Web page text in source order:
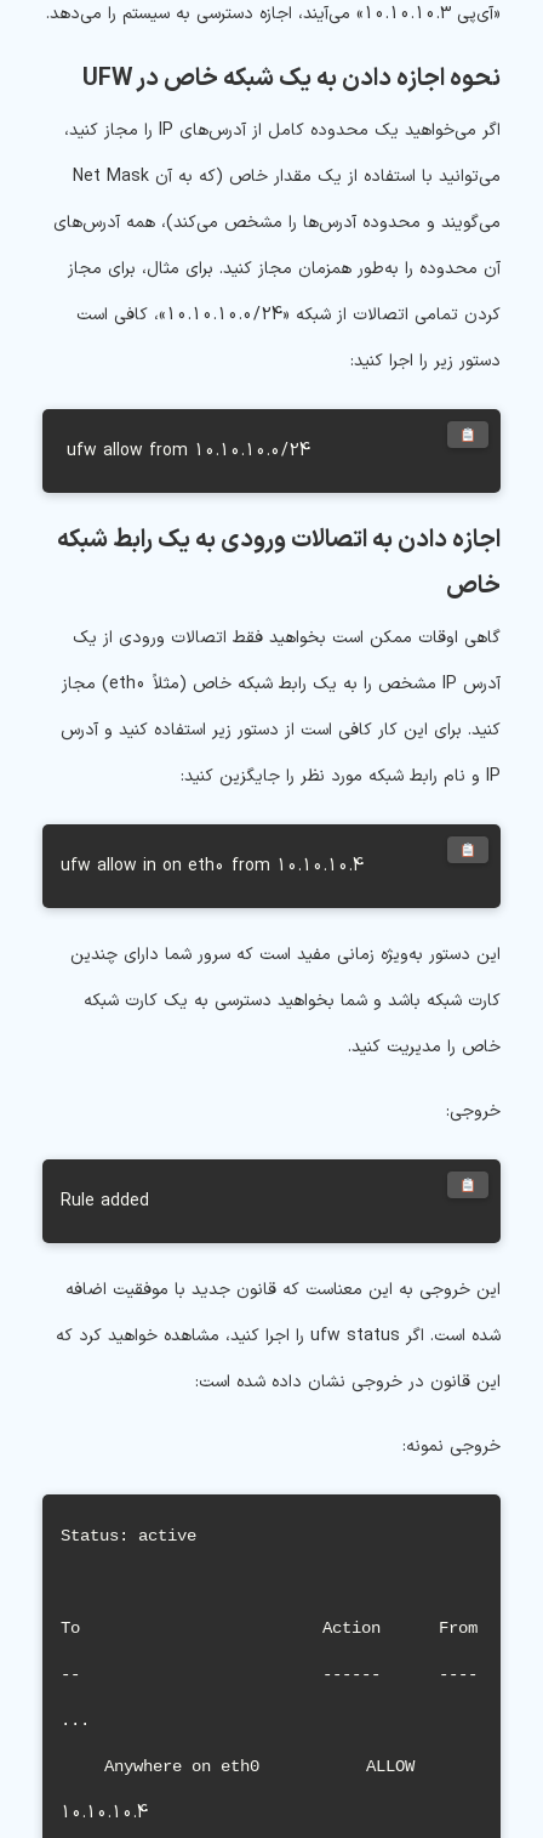
«آی‌پی 10.10.10.3» می‌آیند، اجازه دسترسی به سیستم را می‌دهد.
نحوه اجازه دادن به یک شبکه خاص در UFW
اگر می‌خواهید یک محدوده کامل از آدرس‌های IP را مجاز کنید،
می‌توانید با استفاده از یک مقدار خاص (که به آن Net Mask
می‌گویند و محدوده آدرس‌ها را مشخص می‌کند)، همه آدرس‌های
آن محدوده را به‌طور همزمان مجاز کنید. برای مثال، برای مجاز
کردن تمامی اتصالات از شبکه «
10.10.10.0/24»، کافی است
دستور زیر را اجرا کنید:
ufw allow from 10.10.10.0/24
اجازه دادن به اتصالات ورودی به یک رابط شبکه
خاص
گاهی اوقات ممکن است بخواهید فقط اتصالات ورودی از یک
آدرس IP مشخص را به یک رابط شبکه خاص (مثلاً eth0) مجاز
کنید. برای این کار کافی است از دستور زیر استفاده کنید و آدرس
IP و نام رابط شبکه مورد نظر را جایگزین کنید:
ufw allow in on eth0 from 10.10.10.4
این دستور به‌ویژه زمانی مفید است که سرور شما دارای چندین
کارت شبکه باشد و شما بخواهید دسترسی به یک کارت شبکه
خاص را مدیریت کنید.
خروجی:
Rule added
این خروجی به این معناست که قانون جدید با موفقیت اضافه
شده است. اگر ufw status را اجرا کنید، مشاهده خواهید کرد که
این قانون در خروجی نشان داده شده است:
خروجی نمونه:
Status: active
To                         Action      From
--                         ------      ----
...
Anywhere on eth0           ALLOW
10.10.10.4